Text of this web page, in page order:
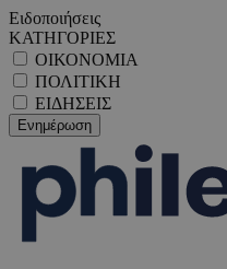
Ειδοποιήσεις
ΚΑΤΗΓΟΡΙΕΣ
ΟΙΚΟΝΟΜΙΑ
ΠΟΛΙΤΙΚΗ
ΕΙΔΗΣΕΙΣ